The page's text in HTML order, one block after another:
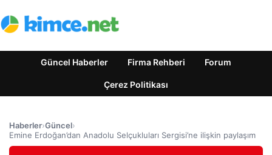
Güncel Haberler Firma Rehberi Forum
Çerez Politikası
Haberler›Güncel›
Emine Erdoğan’dan Anadolu Selçukluları Sergisi’ne ilişkin paylaşım